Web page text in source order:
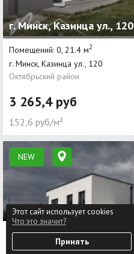
г. Минск, Казинца ул., 120
Помещений: 0, 21.4 м2
г. Минск, Казинца ул., 120
Октябрьский район
3 265,4 руб
152,6 руб/м²
NEW
Избранное
Этот сайт использует cookies
Что это значит?
Принять